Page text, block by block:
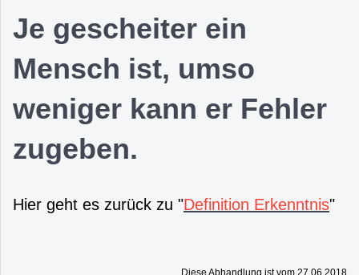
Je gescheiter ein
Mensch ist, umso
weniger kann er Fehler
zugeben.
Hier geht es zurück zu "Definition Erkenntnis"
Diese Abhandlung ist vom 27.06.2018